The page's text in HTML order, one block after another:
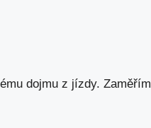
dojmu z jízdy. Zaměřím